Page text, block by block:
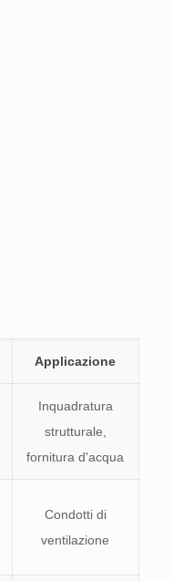
Applicazione
Inquadratura
strutturale,
fornitura d'acqua
Condotti di
ventilazione